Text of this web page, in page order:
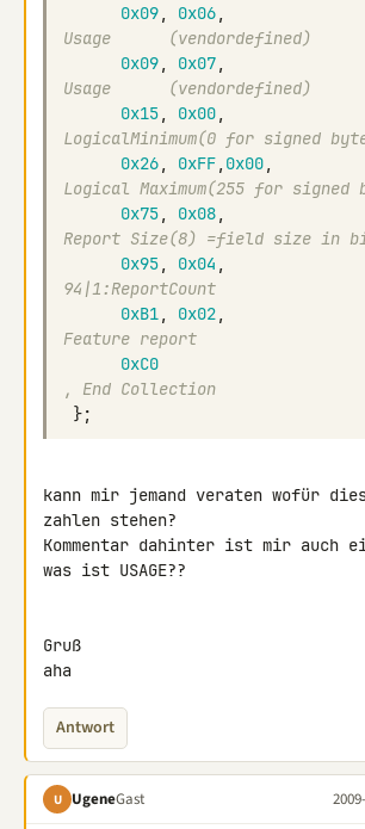
0x09, 0x06,
Usage      (vendordefined)
0x09, 0x07,
Usage      (vendordefined)
0x15, 0x00,
LogicalMinimum(0 for signed
0x26, 0xFF, 0x00,
Logical Maximum(255 for signed
0x75, 0x08,
Report Size(8) =field size in
0x95, 0x04 ,
94|1:ReportCount
0xB1, 0x02,
Feature report
0xC0
, End Collection
};
kann mir jemand veraten wofür
zahlen stehen?
Kommentar dahinter ist mir auch
was ist USAGE??
Gruß
aha
Antwort
U UgeneGast